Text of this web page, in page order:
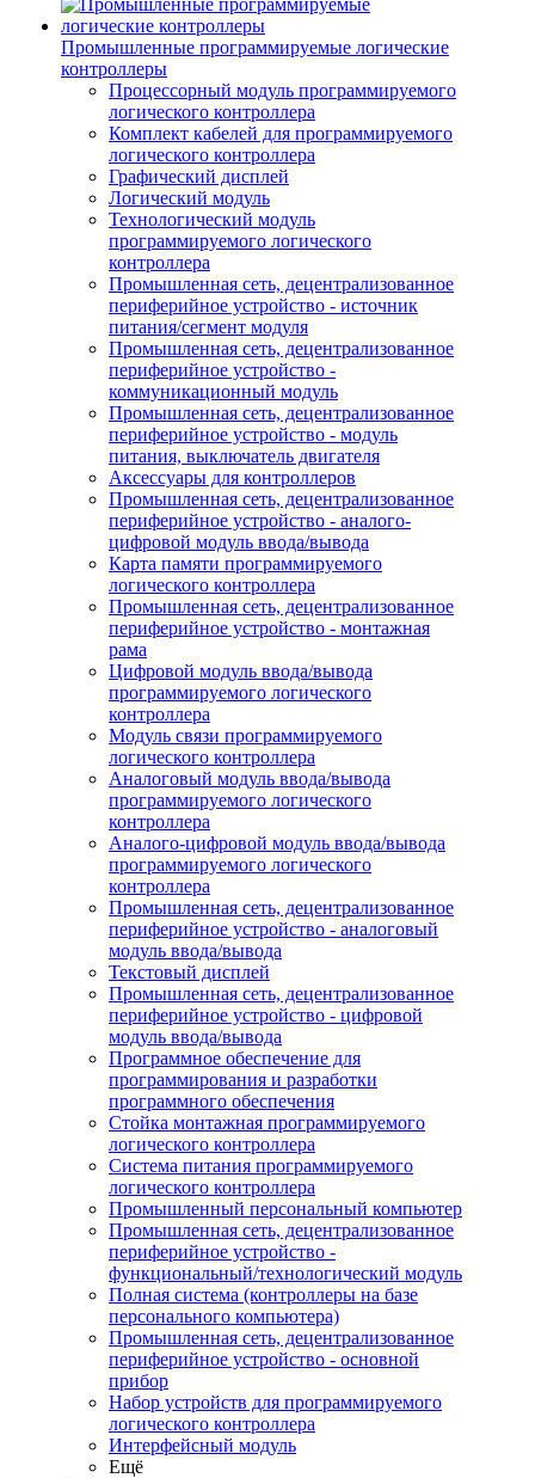
Промышленные программируемые логические
контроллеры
Процессорный модуль программируемого
логического контроллера
Комплект кабелей для программируемого
логического контроллера
Графический дисплей
Логический модуль
Технологический модуль
программируемого логического
контроллера
Промышленная сеть, децентрализованное
периферийное устройство - источник
питания/сегмент модуля
Промышленная сеть, децентрализованное
периферийное устройство -
коммуникационный модуль
Промышленная сеть, децентрализованное
периферийное устройство - модуль
питания, выключатель двигателя
Аксессуары для контроллеров
Промышленная сеть, децентрализованное
периферийное устройство - аналого-
цифровой модуль ввода/вывода
Карта памяти программируемого
логического контроллера
Промышленная сеть, децентрализованное
периферийное устройство - монтажная
рама
Цифровой модуль ввода/вывода
программируемого логического
контроллера
Модуль связи программируемого
логического контроллера
Аналоговый модуль ввода/вывода
программируемого логического
контроллера
Аналого-цифровой модуль ввода/вывода
программируемого логического
контроллера
Промышленная сеть, децентрализованное
периферийное устройство - аналоговый
модуль ввода/вывода
Текстовый дисплей
Промышленная сеть, децентрализованное
периферийное устройство - цифровой
модуль ввода/вывода
Программное обеспечение для
программирования и разработки
программного обеспечения
Стойка монтажная программируемого
логического контроллера
Система питания программируемого
логического контроллера
Промышленный персональный компьютер
Промышленная сеть, децентрализованное
периферийное устройство -
функциональный/технологический модуль
Полная система (контроллеры на базе
персонального компьютера)
Промышленная сеть, децентрализованное
периферийное устройство - основной
прибор
Набор устройств для программируемого
логического контроллера
Интерфейсный модуль
Ещё